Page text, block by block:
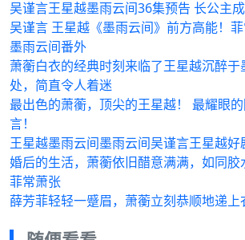
吴谨言王星越墨雨云间36集预告 长公主成
吴谨言 王星越《墨雨云间》前方高能！菲
墨雨云间番外
萧蘅白衣的经典时刻来临了王星越沉醉
处，简直令人着迷
最出色的萧蘅，顶尖的王星越！ 最耀眼
言！
王星越墨雨云间墨雨云间吴谨言王星越
婚后的生活，萧蘅依旧醋意满满，如同
菲常萧张
薛芳菲轻轻一蹙眉，萧蘅立刻恭顺地递